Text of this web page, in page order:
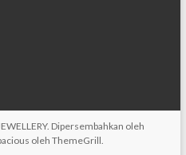
. Dipersembahkan oleh
olehThemeGrill